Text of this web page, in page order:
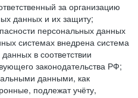
за организацию
данных и их защиту;
персональных данных
системах внедрена система
в соответствии
законодательства РФ;
данными, как
подлежат учёту,